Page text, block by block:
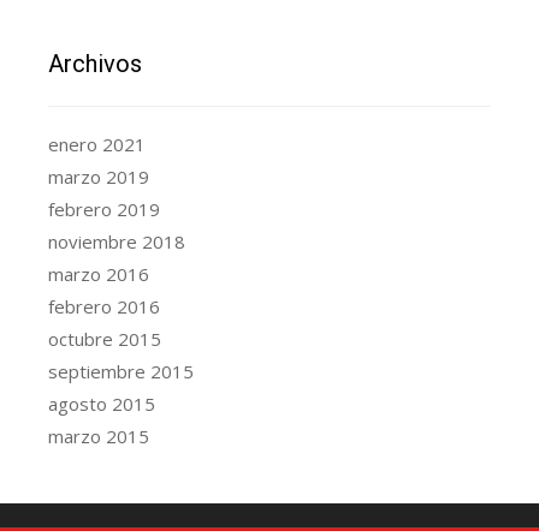
Archivos
enero 2021
marzo 2019
febrero 2019
noviembre 2018
marzo 2016
febrero 2016
octubre 2015
septiembre 2015
agosto 2015
marzo 2015